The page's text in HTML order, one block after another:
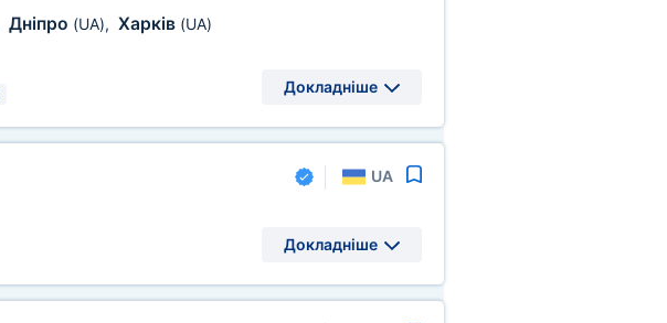
Дніпро (UA), Харків (UA)
Докладніше
UA
Докладніше